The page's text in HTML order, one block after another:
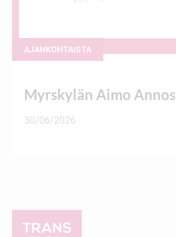
AJANKOHTAISTA
Myrskylän Aimo Annos
30/06/2026